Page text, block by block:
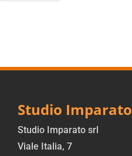
Studio Imparato
Studio Imparato srl
Viale Italia, 7